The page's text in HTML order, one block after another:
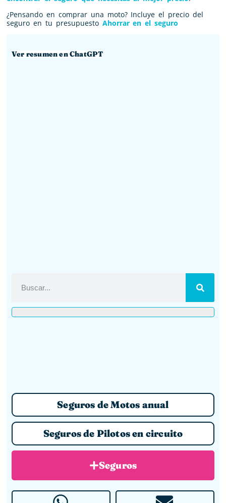
¿Pensando en comprar una moto? Incluye el precio del
seguro en tu presupuesto Ahorrar en el seguro
Ver resumen en ChatGPT
Seguros de Motos anual
Seguros de Pilotos en circuito
Seguros